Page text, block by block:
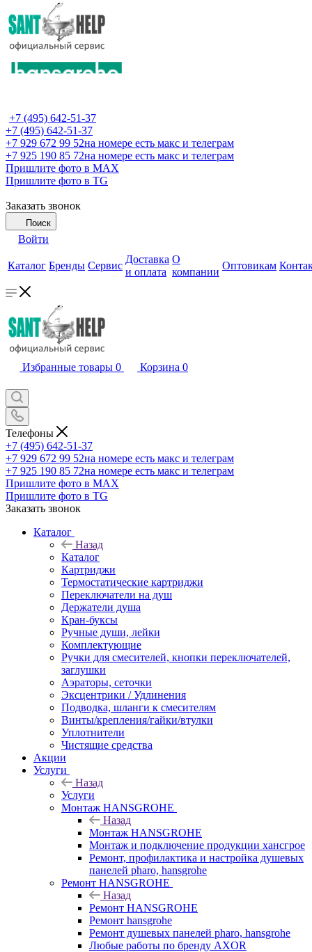
+7 (495) 642-51-37
+7 (495) 642-51-37
+7 929 672 99 52на номере есть макс и телеграм
+7 925 190 85 72на номере есть макс и телеграм
Пришлите фото в MAX
Пришлите фото в TG
Заказать звонок
Поиск
Войти
Каталог Бренды Сервис
Доставка
и оплата
О
компании
Оптовикам
Избранные товары 0 Корзина 0
Телефоны
+7 (495) 642-51-37
+7 929 672 99 52на номере есть макс и телеграм
+7 925 190 85 72на номере есть макс и телеграм
Пришлите фото в MAX
Пришлите фото в TG
Заказать звонок
Каталог
Назад
Каталог
Картриджи
Термостатические картриджи
Переключатели на душ
Держатели душа
Кран-буксы
Ручные души, лейки
Комплектующие
Ручки для смесителей, кнопки переключателей,
заглушки
Аэраторы, сеточки
Эксцентрики / Удлинения
Подводка, шланги к смесителям
Винты/крепления/гайки/втулки
Уплотнители
Чистящие средства
Акции
Услуги
Назад
Услуги
Монтаж HANSGROHE
Назад
Монтаж HANSGROHE
Монтаж и подключение продукции хансгрое
Ремонт, профилактика и настройка душевых
панелей pharo, hansgrohe
Ремонт HANSGROHE
Назад
Ремонт HANSGROHE
Ремонт hansgrohe
Ремонт душевых панелей pharo, hansgrohe
Любые работы по бренду AXOR